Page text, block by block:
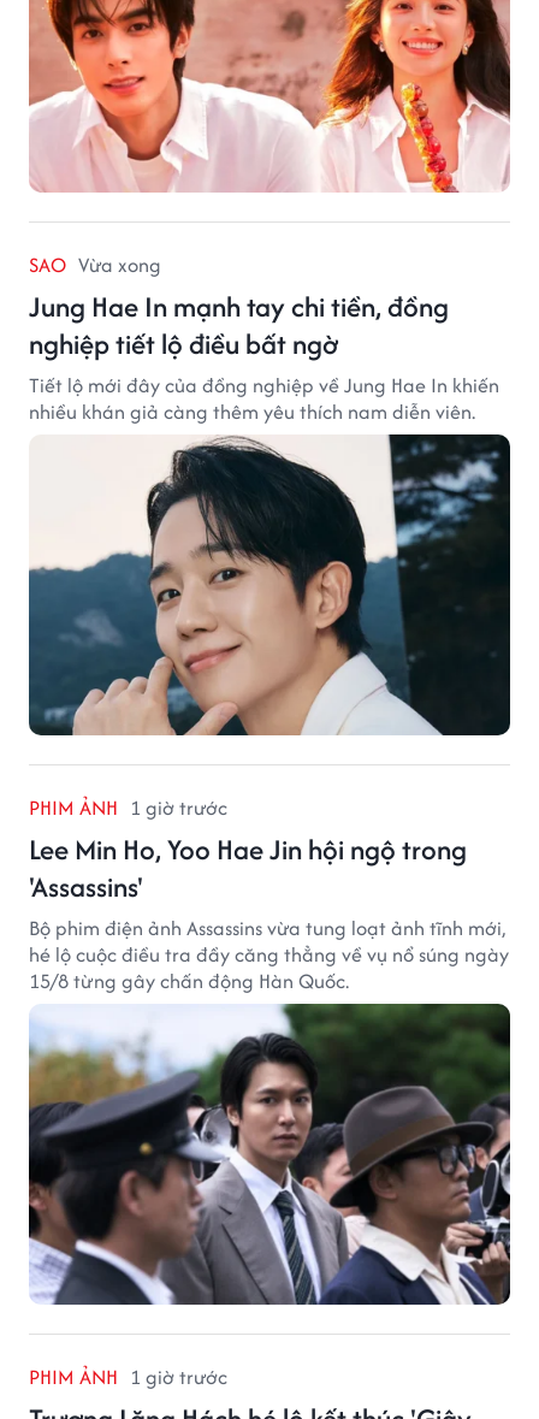
SAO Vừa xong
Jung Hae In mạnh tay chi tiền, đồng
nghiệp tiết lộ điều bất ngờ
Tiết lộ mới đây của đồng nghiệp về Jung Hae In khiến
nhiều khán giả càng thêm yêu thích nam diễn viên.
PHIM ẢNH 1 giờ trước
Lee Min Ho, Yoo Hae Jin hội ngộ trong
'Assassins'
Bộ phim điện ảnh Assassins vừa tung loạt ảnh tĩnh mới,
hé lộ cuộc điều tra đầy căng thẳng về vụ nổ súng ngày
15/8 từng gây chấn động Hàn Quốc.
PHIM ẢNH 1 giờ trước